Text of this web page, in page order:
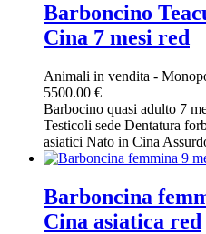
Barboncino
Cina 7 mesi red
Animali in vendita -
5500.00 €
Barbocino quasi adulto 7
Testicoli sede Dentatura
asiatici Nato in Cina
Barboncina
Cina asiatica red